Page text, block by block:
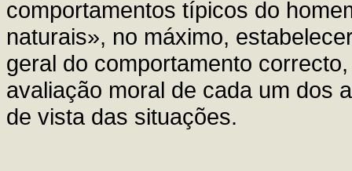
comportamentos típicos do
naturais», no máximo,
geral do comportamento
avaliação moral de cada um dos
de vista das situações.